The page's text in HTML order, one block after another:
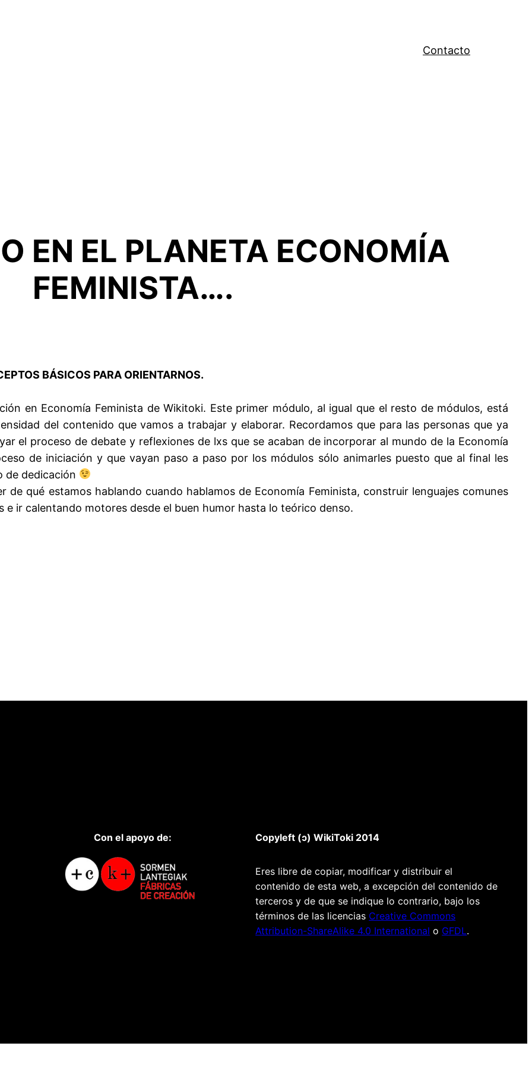
Contacto
EN EL PLANETA ECONOMÍA
FEMINISTA….
BÁSICOS PARA ORIENTARNOS.
en Economía Feminista de Wikitoki. Este primer módulo, al igual que el resto de módulos, está
del contenido que vamos a trabajar y elaborar. Recordamos que para las personas que ya
el proceso de debate y reflexiones de lxs que se acaban de incorporar al mundo de la Economía
de iniciación y que vayan paso a paso por los módulos sólo animarles puesto que al final les
de dedicación
de qué estamos hablando cuando hablamos de Economía Feminista, construir lenguajes comunes
e ir calentando motores desde el buen humor hasta lo teórico denso.
Con el apoyo de: Copyleft (ɔ) WikiToki 2014
Eres libre de copiar, modificar y distribuir el
contenido de esta web, a excepción del contenido de
terceros y de que se indique lo contrario, bajo los
términos de las licencias Creative Commons
Attribution-ShareAlike 4.0 International o GFDL.